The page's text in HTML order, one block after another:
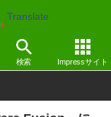
Translate
検索 Impressサイト